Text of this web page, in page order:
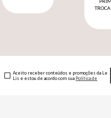
TROCA
Aceito receber conteúdos e promoções da Le
Lis e estou de acordo com sua Política de